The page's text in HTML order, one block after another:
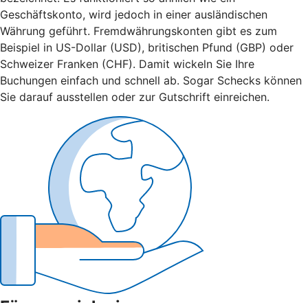
Geschäftskonto, wird jedoch in einer ausländischen
Währung geführt. Fremdwährungskonten gibt es zum
Beispiel in US-Dollar (USD), britischen Pfund (GBP) oder
Schweizer Franken (CHF). Damit wickeln Sie Ihre
Buchungen einfach und schnell ab. Sogar Schecks können
Sie darauf ausstellen oder zur Gutschrift einreichen.